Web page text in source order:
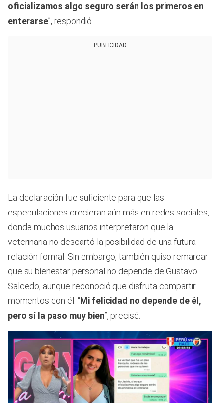
oficializamos algo seguro serán los primeros en
enterarse”, respondió.
PUBLICIDAD
La declaración fue suficiente para que las
especulaciones crecieran aún más en redes sociales,
donde muchos usuarios interpretaron que la
veterinaria no descartó la posibilidad de una futura
relación formal. Sin embargo, también quiso remarcar
que su bienestar personal no depende de Gustavo
Salcedo, aunque reconoció que disfruta compartir
momentos con él. “Mi felicidad no depende de él,
pero sí la paso muy bien”, precisó.